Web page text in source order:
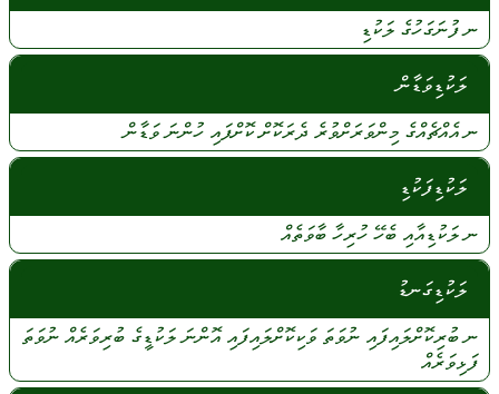
ނފުނަގަހުގެ ލަކުޑި
ލަކުޑިވަޑާން
ނއެއްޗެއްގެ މިންވަރަށްވުރެ ދެރަކޮށްކޮށްފައި ހުންނަވަޑާން
ލަކުޑިފަކުޑި
ނލަކުޑިއާއި ބެހޭ ހުރިހާ ބާވަތެއް
ލަކުޑިގަނޑު
ނބުރިކޮށްލައިފައި ނުވަތަވަކިކޮށްލައިފައިއޮންނަލަކުޑީގެ ބުރިވަރެއް ނުވަތަ
ފަޅިވަރެއް